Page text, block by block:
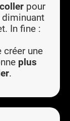
pour
diminuant
In fine :
créer une
plus
.